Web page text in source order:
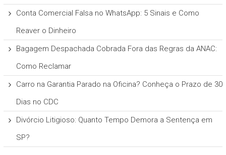
Conta Comercial Falsa no WhatsApp: 5 Sinais e Como
Reaver o Dinheiro
Bagagem Despachada Cobrada Fora das Regras da ANAC:
Como Reclamar
Carro na Garantia Parado na Oficina? Conheça o Prazo de 30
Dias no CDC
Divórcio Litigioso: Quanto Tempo Demora a Sentença em
SP?